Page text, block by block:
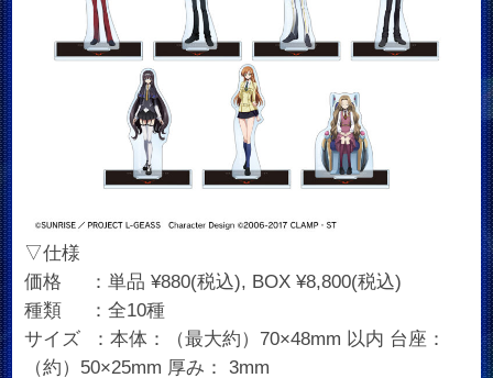
▽仕様
価格 ：単品 ¥880(税込), BOX ¥8,800(税込)
種類 ：全10種
サイズ ：本体：（最大約）70×48mm 以内 台座：
（約）50×25mm 厚み： 3mm